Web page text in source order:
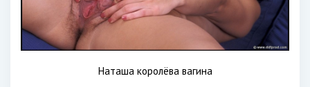
Наташа королёва вагина